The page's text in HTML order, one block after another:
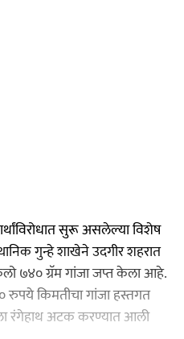
सुरू असलेल्या विशेष
गुन्हे शाखेने उदगीर शहरात
७४० ग्रॅम गांजा जप्त केला आहे.
रुपये किमतीचा गांजा हस्तगत
रंगेहाथ अटक करण्यात आली